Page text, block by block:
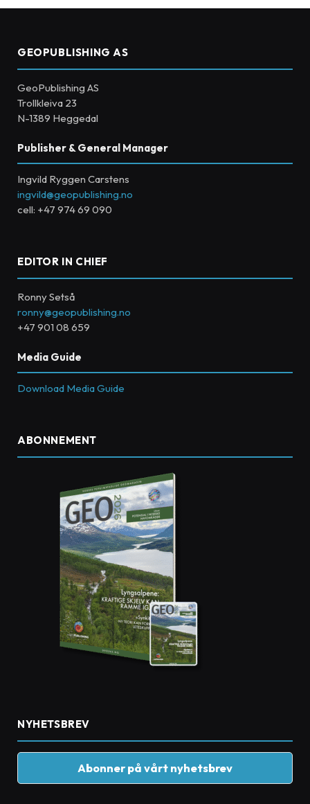
GEOPUBLISHING AS
GeoPublishing AS
Trollkleiva 23
N-1389 Heggedal
Publisher & General Manager
Ingvild Ryggen Carstens
ingvild@geopublishing.no
cell: +47 974 69 090
EDITOR IN CHIEF
Ronny Setså
ronny@geopublishing.no
+47 901 08 659
Media Guide
Download Media Guide
ABONNEMENT
NYHETSBREV
Abonner på vårt nyhetsbrev